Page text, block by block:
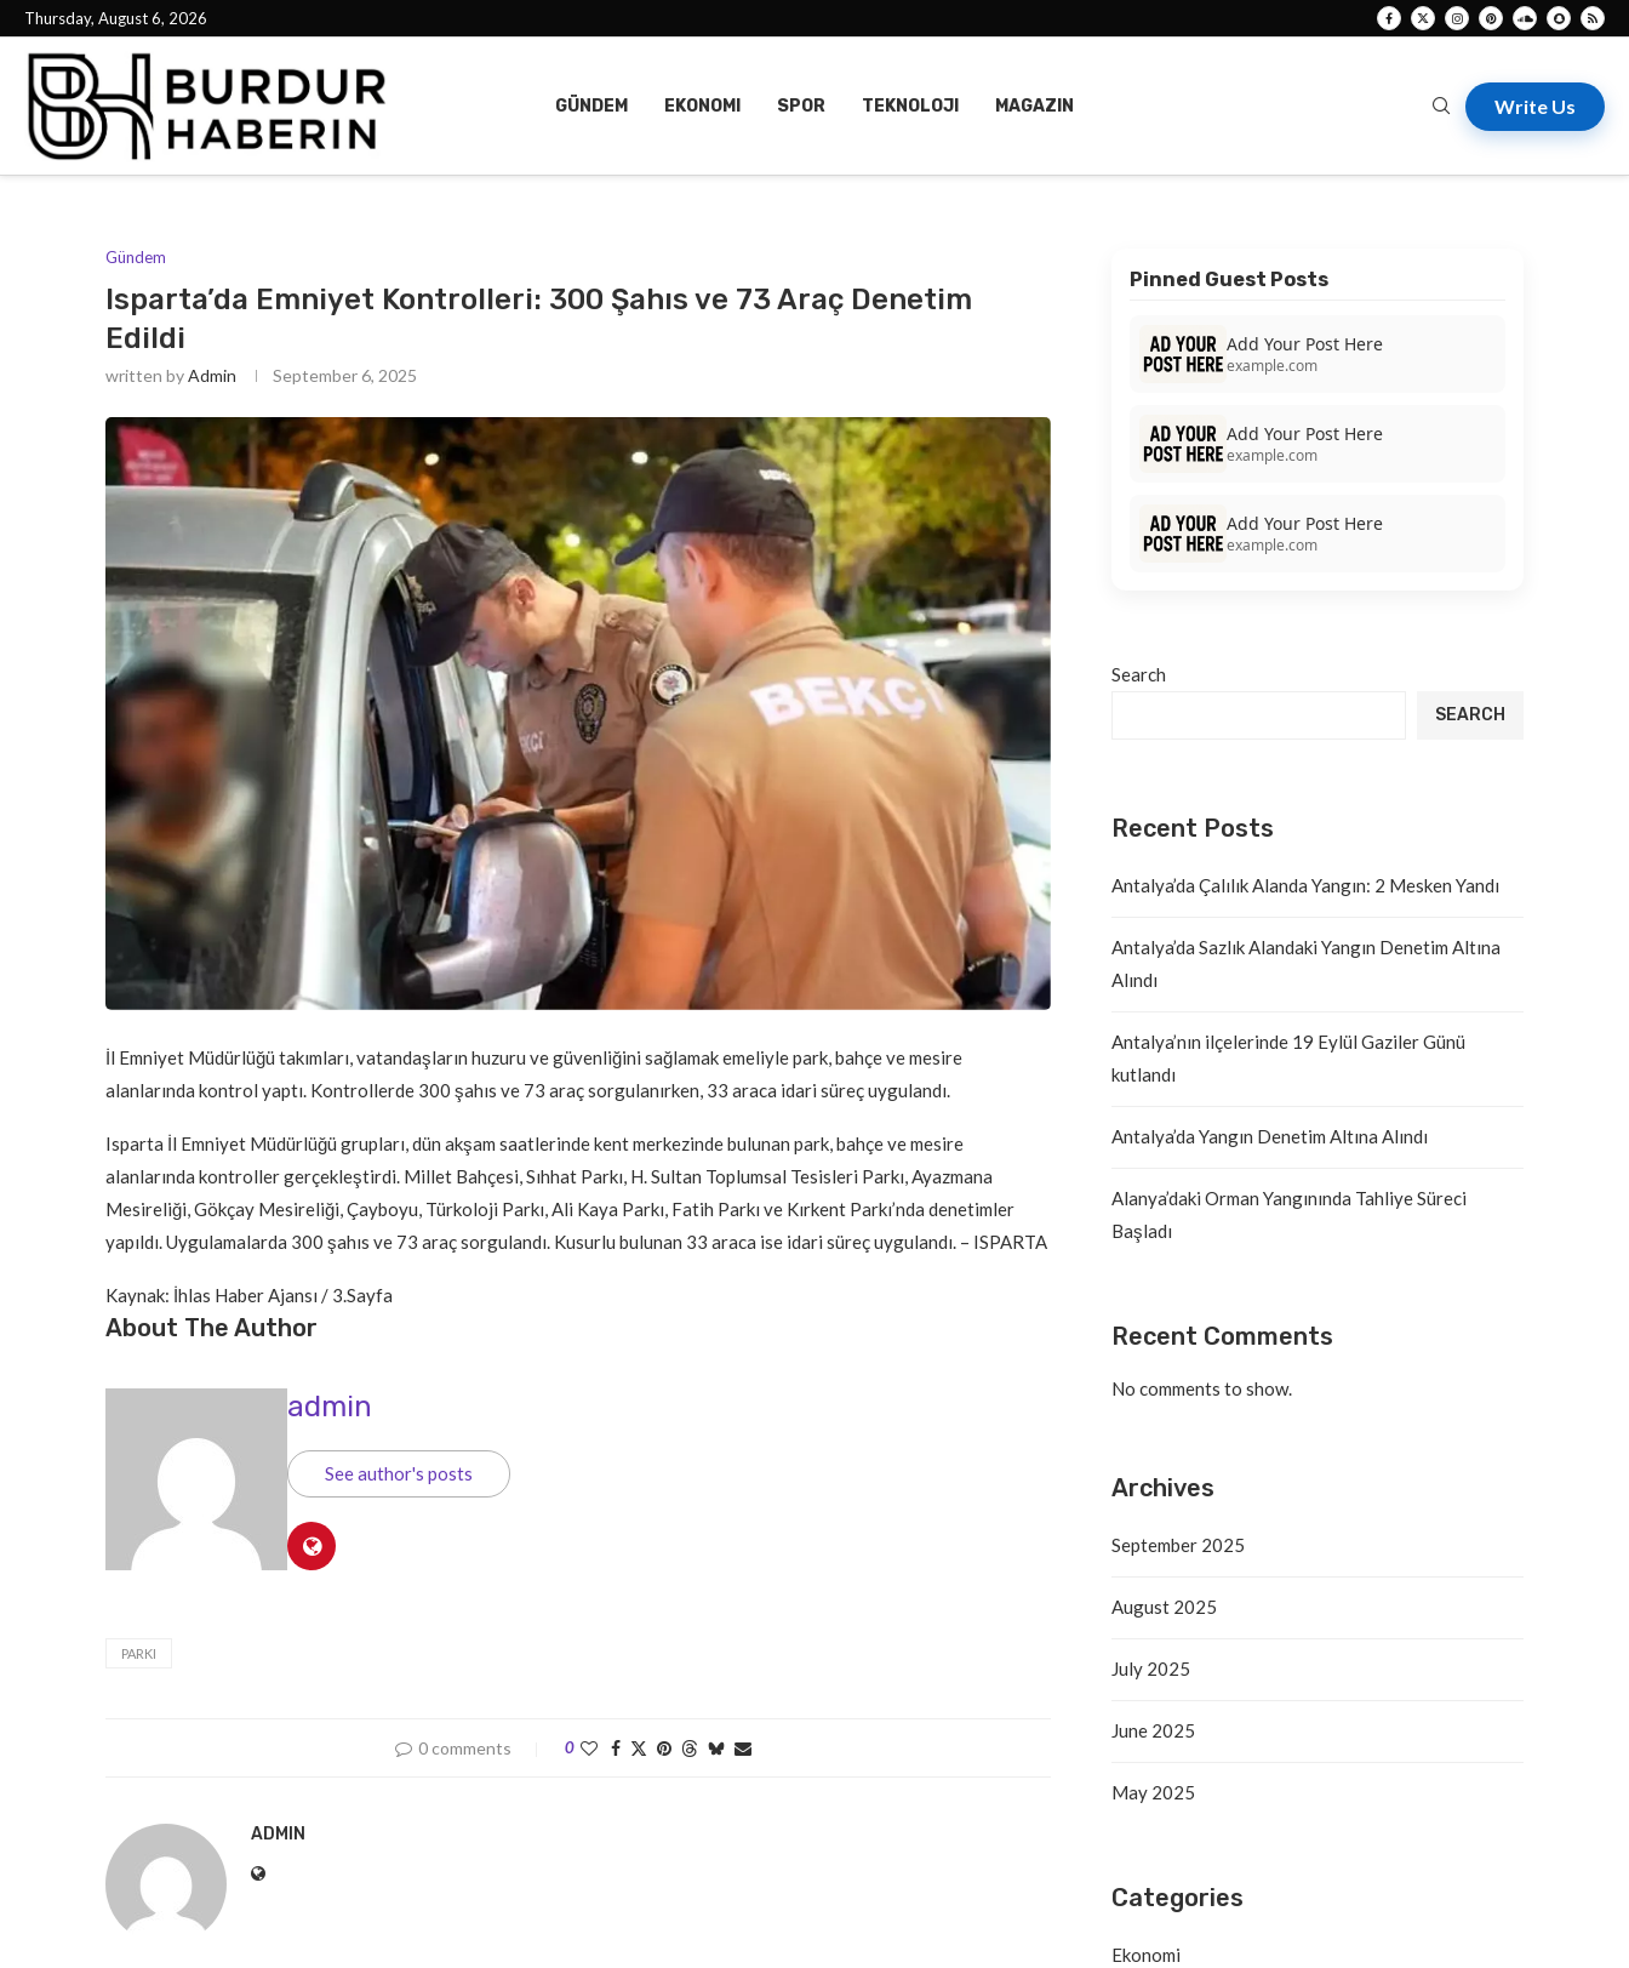
Thursday, August 6, 2026
GÜNDEM EKONOMI SPOR TEKNOLOJI MAGAZIN Write Us
Gündem
Isparta’da Emniyet Kontrolleri: 300 Şahıs ve 73 Araç Denetim
Edildi
written byAdmin September 6, 2025
İl Emniyet Müdürlüğü takımları, vatandaşların huzuru ve güvenliğini sağlamak emeliyle park, bahçe ve mesire
alanlarında kontrol yaptı. Kontrollerde 300 şahıs ve 73 araç sorgulanırken, 33 araca idari süreç uygulandı.
Isparta İl Emniyet Müdürlüğü grupları, dün akşam saatlerinde kent merkezinde bulunan park, bahçe ve mesire
alanlarında kontroller gerçekleştirdi. Millet Bahçesi, Sıhhat Parkı, H. Sultan Toplumsal Tesisleri Parkı, Ayazmana
Mesireliği, Gökçay Mesireliği, Çayboyu, Türkoloji Parkı, Ali Kaya Parkı, Fatih Parkı ve Kırkent Parkı’nda denetimler
yapıldı. Uygulamalarda 300 şahıs ve 73 araç sorgulandı. Kusurlu bulunan 33 araca ise idari süreç uygulandı. – ISPARTA
Kaynak: İhlas Haber Ajansı / 3.Sayfa
About The Author
admin
See author's posts
PARKI
0 comments 0
ADMIN
Pinned Guest Posts
Add Your Post Here
example.com
Add Your Post Here
example.com
Add Your Post Here
example.com
Search
SEARCH
Recent Posts
Antalya’da Çalılık Alanda Yangın: 2 Mesken Yandı
Antalya’da Sazlık Alandaki Yangın Denetim Altına
Alındı
Antalya’nın ilçelerinde 19 Eylül Gaziler Günü
kutlandı
Antalya’da Yangın Denetim Altına Alındı
Alanya’daki Orman Yangınında Tahliye Süreci
Başladı
Recent Comments
No comments to show.
Archives
September 2025
August 2025
July 2025
June 2025
May 2025
Categories
Ekonomi